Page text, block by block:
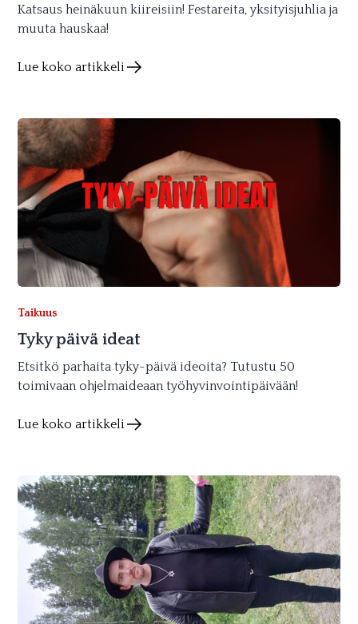
Katsaus heinäkuun kiireisiin! Festareita, yksityisjuhlia ja
muuta hauskaa!
Lue koko artikkeli
Taikuus
Tyky päivä ideat
Etsitkö parhaita tyky-päivä ideoita? Tutustu 50
toimivaan ohjelmaideaan työhyvinvointipäivään!
Lue koko artikkeli